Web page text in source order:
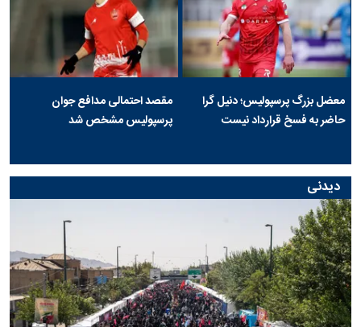
معضل بزرگ پرسپولیس؛ دنیل گرا
حاضر به فسخ قرارداد نیست
مقصد احتمالی مدافع جوان
پرسپولیس مشخص شد
دیدنی